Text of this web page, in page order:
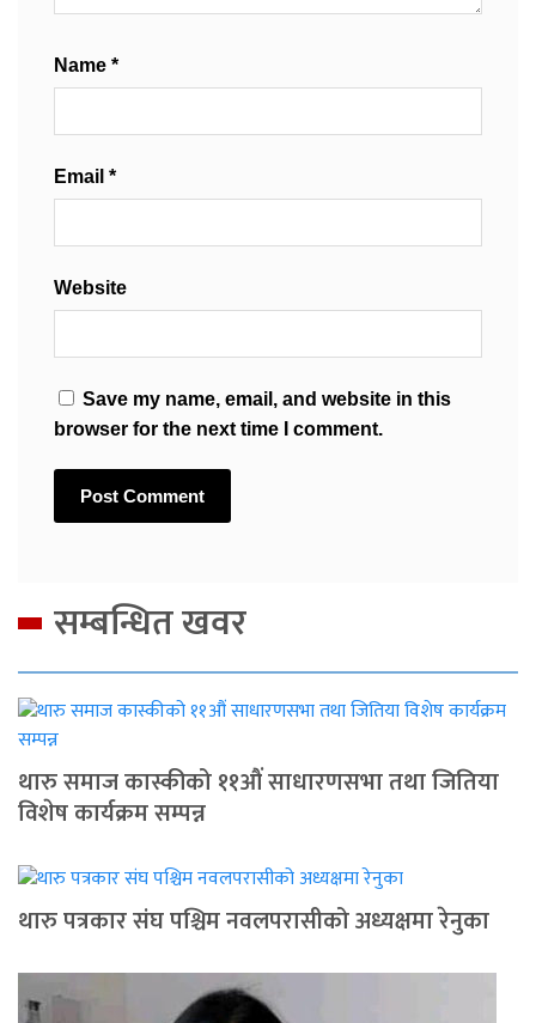
Name *
Email *
Website
Save my name, email, and website in this
browser for the next time I comment.
सम्बन्धित खवर
थारु समाज कास्कीको ११औं साधारणसभा तथा जितिया
विशेष कार्यक्रम सम्पन्न
थारु पत्रकार संघ पश्चिम नवलपरासीको अध्यक्षमा रेनुका